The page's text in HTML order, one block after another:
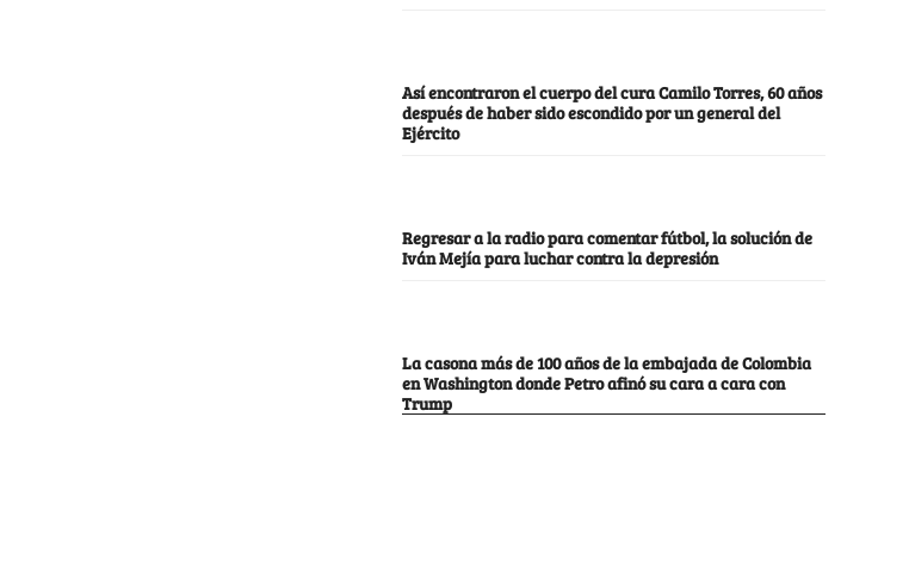
Así encontraron el cuerpo del cura Camilo Torres, 60 años
después de haber sido escondido por un general del
Ejército
Regresar a la radio para comentar fútbol, la solución de
Iván Mejía para luchar contra la depresión
La casona más de 100 años de la embajada de Colombia
en Washington donde Petro afinó su cara a cara con
Trump